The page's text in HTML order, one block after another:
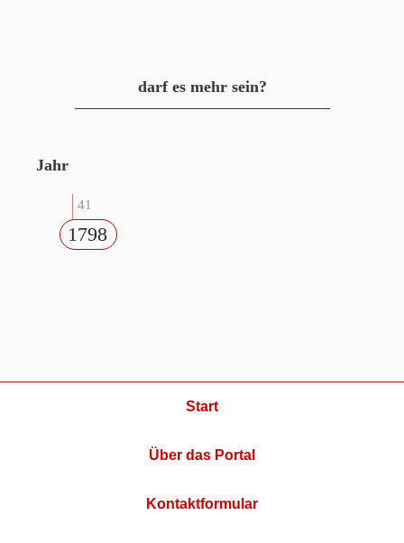
darf es mehr sein?
Jahr
41
1798
Start
Über das Portal
Kontaktformular